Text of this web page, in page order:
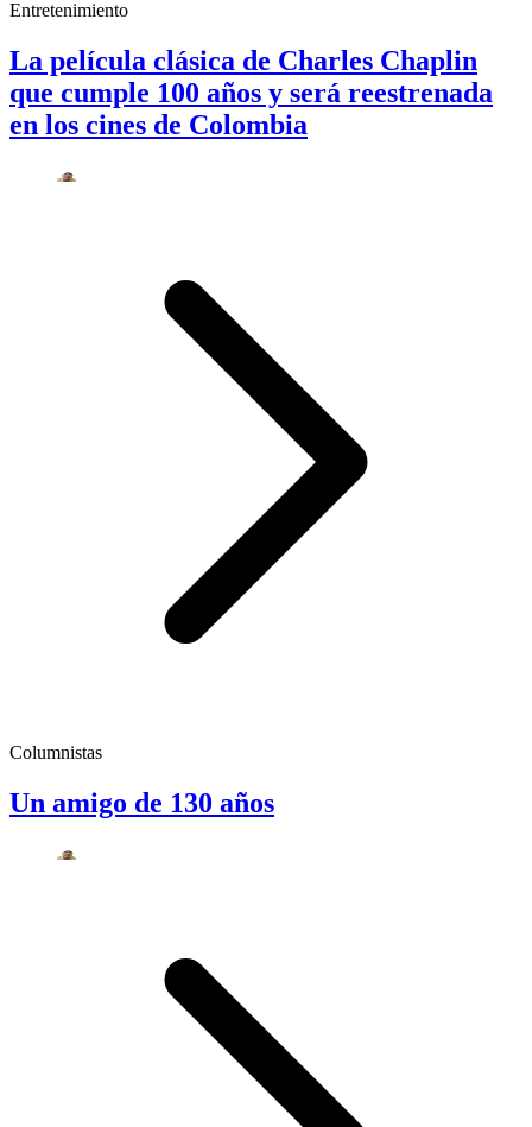
Entretenimiento
La película clásica de Charles Chaplin
que cumple 100 años y será reestrenada
en los cines de Colombia
Columnistas
Un amigo de 130 años